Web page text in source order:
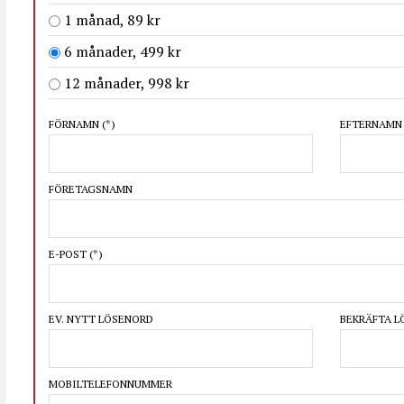
1 månad, 89 kr
6 månader, 499 kr
12 månader, 998 kr
FÖRNAMN (*) EFTERNAMN
FÖRETAGSNAMN
E-POST (*)
EV. NYTT LÖSENORD BEKRÄFTA
MOBILTELEFONNUMMER